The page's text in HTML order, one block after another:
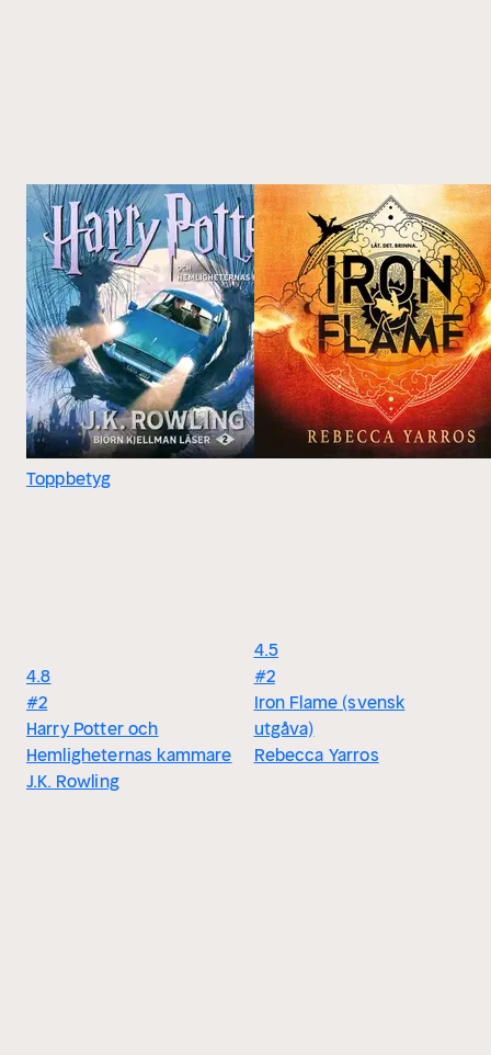
Toppbetyg
4.8
#2
Harry Potter och
Hemligheternas kammare
J.K. Rowling
4.5
#2
Iron Flame (svensk
utgåva)
Rebecca Yarros